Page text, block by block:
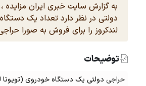
به گزارش سایت خبری ایران
دولتی در نظر دارد تعداد یک
لندکروز را برای فروش به صورا
توضیحات
حراجی